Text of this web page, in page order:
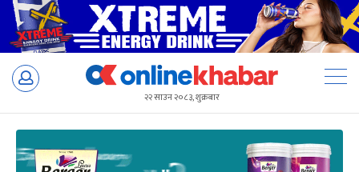
Skip
२२ साउन २०८३, शुक्रबार